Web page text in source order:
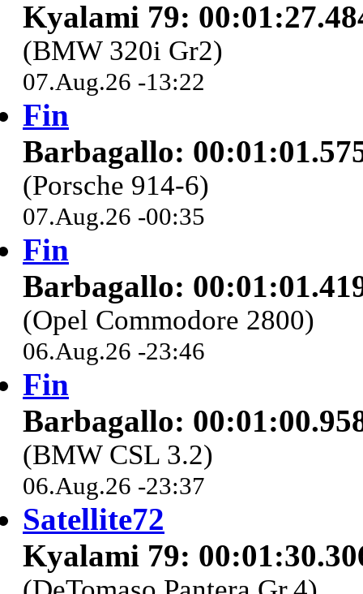
Kyalami 79:
(BMW 320i Gr2)
07.Aug.26 -13:22
Fin
Barbagallo:
(Porsche 914-6)
07.Aug.26 -00:35
Fin
Barbagallo:
(Opel Commodore 2800)
06.Aug.26 -23:46
Fin
Barbagallo:
(BMW CSL 3.2)
06.Aug.26 -23:37
Satellite72
Kyalami 79: